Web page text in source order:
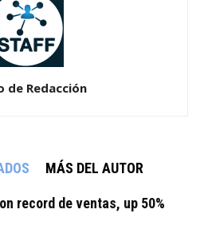
de Redacción
MÁS DEL AUTOR
record de ventas, up 50%